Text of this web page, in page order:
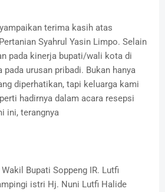
terima kasih atas
Syahrul Yasin Limpo. Selain
pada kinerja bupati/wali kota di
pada urusan pribadi. Bukan hanya
diperhatikan, tapi keluarga kami
hadirnya dalam acara resepsi
ini, terangnya
Bupati Soppeng IR. Lutfi
istri Hj. Nuni Lutfi Halide